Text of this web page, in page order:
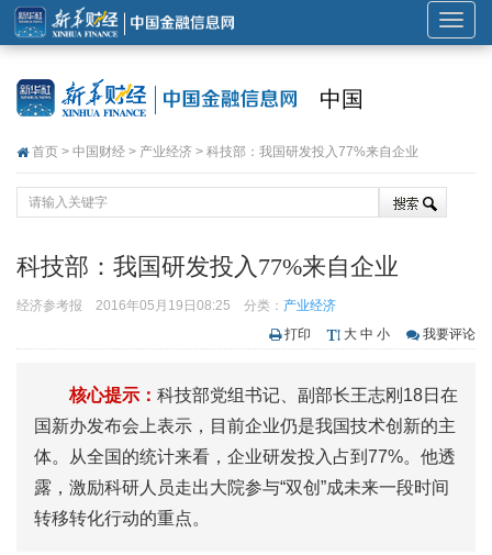
展
开
中国
首页 > 中国财经 > 产业经济 > 科技部：我国研发投入77%来自企业
科技部：我国研发投入77%来自企业
经济参考报 2016年05月19日08:25 分类： 产业经济
打印
大 中 小 我要评论
核心提示： 科技部党组书记、副部长王志刚18日在
国新办发布会上表示，目前企业仍是我国技术创新的主
体。从全国的统计来看，企业研发投入占到77%。他透
露，激励科研人员走出大院参与“双创”成未来一段时间
转移转化行动的重点。